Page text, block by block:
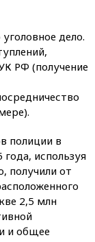
дело.
РФ (получение
полиции в
используя
получили от
2,5 млн
и общее